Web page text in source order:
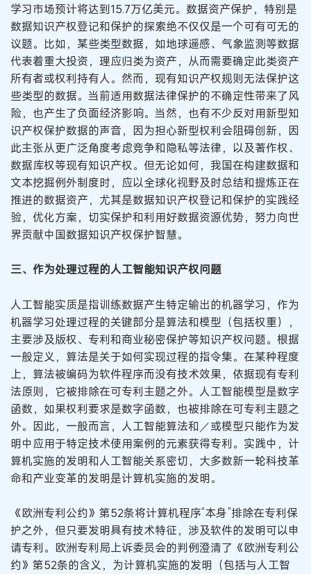
学习市场预计将达到15.7万亿美元。数据资产保护，特别是
数据知识产权登记和保护的探索绝不仅仅是一个可有可无的
议题。比如，某些类型数据，如地球遥感、气象监测等数据
代表着重大投资，理应归类为资产，从而需要确定此类资产
所有者或权利持有人。然而，现有知识产权规则无法保护这
些类型的数据。当前适用数据法律保护的不确定性带来了风
险，也产生了负面经济影响。当然，也有不少反对用新型知
识产权保护数据的声音，因为担心新型权利会阻碍创新，因
此主张从更广泛角度考虑竞争和隐私等法律，以及著作权、
数据库权等现有知识产权。但无论如何，我国在构建数据和
文本挖掘例外制度时，应以全球化视野及时总结和提炼正在
推进的数据资产，尤其是数据知识产权登记和保护的实践经
验，优化方案，切实保护和利用好数据资源优势，努力向世
界贡献中国数据知识产权保护智慧。
三、作为处理过程的人工智能知识产权问题
人工智能实质是指训练数据产生特定输出的机器学习，作为
机器学习处理过程的关键部分是算法和模型（包括权重），
主要涉及版权、专利和商业秘密保护等知识产权问题。根据
一般定义，算法是关于如何实现过程的指令集。在某种程度
上，算法被编码为软件程序而没有技术效果，依据现有专利
法原则，它被排除在可专利主题之外。人工智能模型是数字
函数，如果权利要求是数字函数，也被排除在可专利主题之
外。因此，一般而言，人工智能算法和／或模型只能作为发
明中应用于特定技术使用案例的元素获得专利。实践中，计
算机实施的发明和人工智能关系密切，大多数新一轮科技革
命和产业变革的发明是计算机实施的发明。
《欧洲专利公约》第52条将计算机程序“本身”排除在专利保
护之外，但只要发明具有技术特征，涉及软件的发明可以申
请专利。欧洲专利局上诉委员会的判例澄清了《欧洲专利公
约》第52条的含义，为计算机实施的发明（包括与人工智